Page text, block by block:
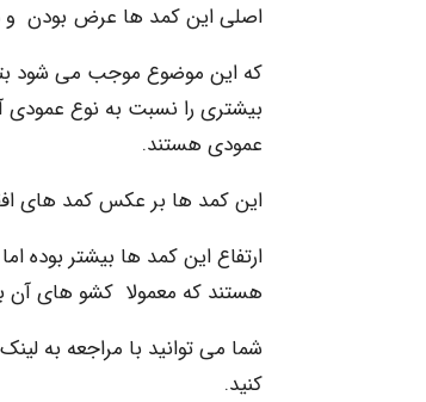
اصلی این کمد ها عرض بودن و
که این موضوع موجب می شود
بیشتری را نسبت به نوع عمودی
عمودی هستند.
این کمد ها بر عکس کمد های
ارتفاع این کمد ها بیشتر بوده
هستند که معمولا کشو های
شما می توانید با مراجعه به
کنید.